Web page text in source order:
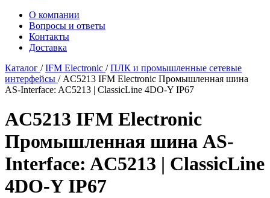
О компании
Вопросы и ответы
Контакты
Доставка
Каталог /IFM Electronic /ПЛК и промышленные сетевые
интерфейсы / AC5213 IFM Electronic Промышленная шина
AS-Interface: AC5213 |‌ ClassicLine 4DO-Y IP67
AC5213 IFM Electronic
Промышленная шина AS-
Interface: AC5213 |‌ ClassicLine
4DO-Y IP67